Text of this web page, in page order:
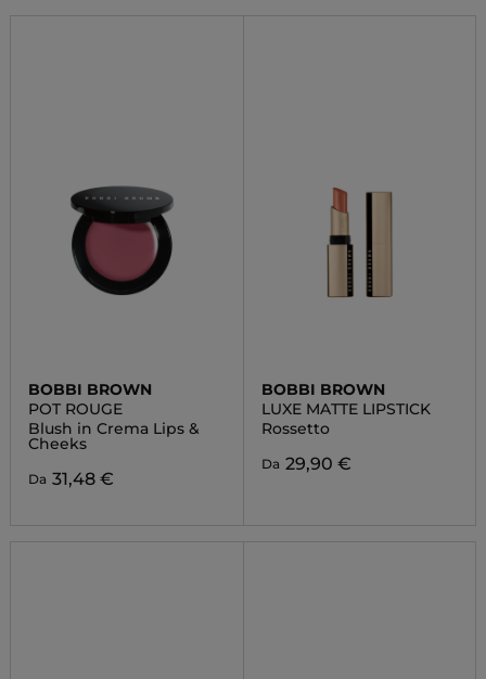
BOBBI BROWN
POT ROUGE
Blush in Crema Lips &
Cheeks
Da 31,48 €
BOBBI BROWN
LUXE MATTE LIPSTICK
Rossetto
Da 29,90 €